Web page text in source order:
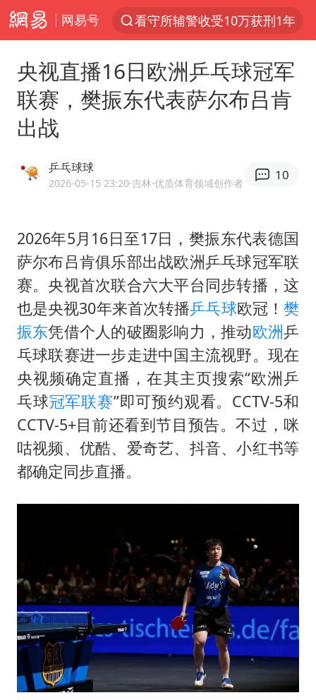
网易号
看守所辅警收受10万获刑1年
台风白海豚进入48小时警戒线
中方回应是否在太平洋海底开采稀土
U17国足1分钟轰2球
宇树科技发行价格150.80元/股
法国将禁止“未经同意的电话营销”
宇树科技王兴兴身家有望超200亿元
泰国一女公务员妆容引争议 本人回应
80后女柜员逆袭成4200亿银行副行长
27岁女子成组织卖淫集团主犯被通缉
吉林一“温度计大楼”读数爆表
女子利用漏洞0元薅走3000多件家电
24小时不关空调 电费会更低吗
奋进开新局 实干挑大梁
央视直播16日欧洲乒乓球冠军
联赛，樊振东代表萨尔布吕肯
出战
乒乓球球
2026-05-15 23:20·吉林·优质体育领域创作者
10
2026年5月16日至17日， 樊振东代表德国
萨尔布吕肯俱乐部出战欧洲乒乓球冠军联
赛。央视首次联合六大平台同步转播，这
也是央视30年来首次转播乒乓球欧冠！樊
振东凭借个人的破圈影响力，推动欧洲乒
乓球联赛进一步走进中国主流视野。现在
央视频确定直播，在其主页搜索“欧洲乒
乓球冠军联赛”即可预约观看。CCTV-5和
CCTV-5+目前还看到节目预告。不过，咪
咕视频、优酷、爱奇艺、抖音、小红书等
都确定同步直播。